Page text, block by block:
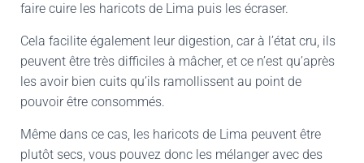
faire cuire les haricots de Lima puis les écraser.
Cela facilite également leur digestion, car à l’état cru, ils
peuvent être très difficiles à mâcher, et ce n’est qu’après
les avoir bien cuits qu’ils ramollissent au point de
pouvoir être consommés.
Même dans ce cas, les haricots de Lima peuvent être
plutôt secs, vous pouvez donc les mélanger avec des